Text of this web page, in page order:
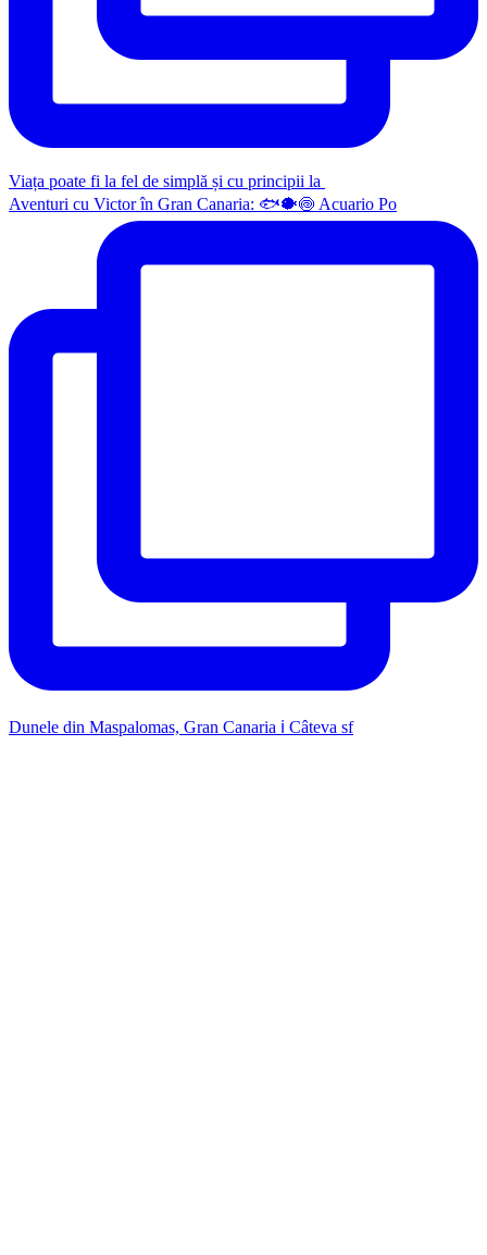
Viața poate fi la fel de simplă și cu principii la
Aventuri cu Victor în Gran Canaria: 🐟🐡🍥 Acuario Po
Dunele din Maspalomas, Gran Canaria ℹ️ Câteva sf